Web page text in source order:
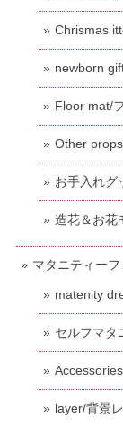
Chrismas
newborn
Floor mat/
Other
お手入れグ
造花＆お花
マタニティー
matenity
セルフマタ
layer/背景